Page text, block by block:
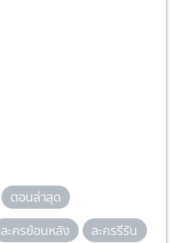
ตอนล่าสุด
ละครย้อนหลัง
ละครรีรัน